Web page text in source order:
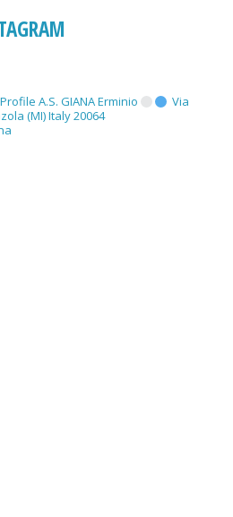
A.S. GIANA Erminio
Via
(MI) Italy 20064